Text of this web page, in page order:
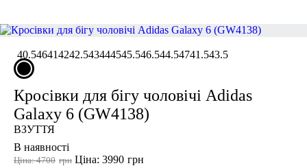
40.546414242.543444545.546.544.54741.543.5
Кросівки для бігу чоловічі Adidas
Galaxy 6 (GW4138)
ВЗУТТЯ
В наявності
грн
Ціна: 4700 грн
Ціна: 3990